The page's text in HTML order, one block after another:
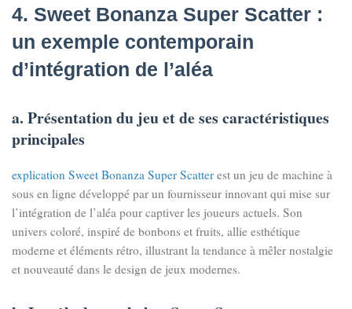
4. Sweet Bonanza Super Scatter :
un exemple contemporain
d’intégration de l’aléa
a. Présentation du jeu et de ses caractéristiques
principales
explication Sweet Bonanza Super Scatter est un jeu de machine à
sous en ligne développé par un fournisseur innovant qui mise sur
l’intégration de l’aléa pour captiver les joueurs actuels. Son
univers coloré, inspiré de bonbons et fruits, allie esthétique
moderne et éléments rétro, illustrant la tendance à mêler nostalgie
et nouveauté dans le design de jeux modernes.